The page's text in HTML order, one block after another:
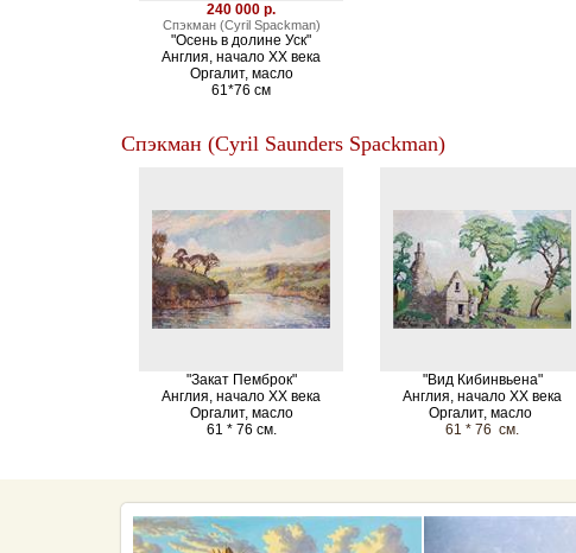
240 000 р.
Спэкман (Cyril Spackman)
"Осень в долине Уск"
Англия, начало XX века
Оргалит, масло
61*76 см
Спэкман (Cyril Saunders Spackman)
"Закат Пемброк"
Англия, начало XX века
Оргалит, масло
61 * 76 см.
"Вид Кибинвьена"
Англия, начало XX века
Оргалит, масло
61 * 76 см.